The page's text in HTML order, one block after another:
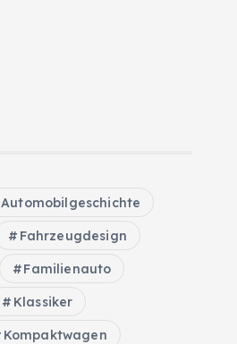
Automobilgeschichte
Fahrzeugdesign
Familienauto
Klassiker
Kompaktwagen